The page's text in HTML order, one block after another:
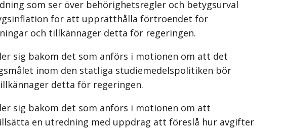
som ser över behörighetsregler och betygsurval
för att upprätthålla förtroendet för
och tillkännager detta för regeringen.
sig bakom det som anförs i motionen om att det
inom den statliga studiemedelspolitiken bör
detta för regeringen.
sig bakom det som anförs i motionen om att
en utredning med uppdrag att föreslå hur avgifter